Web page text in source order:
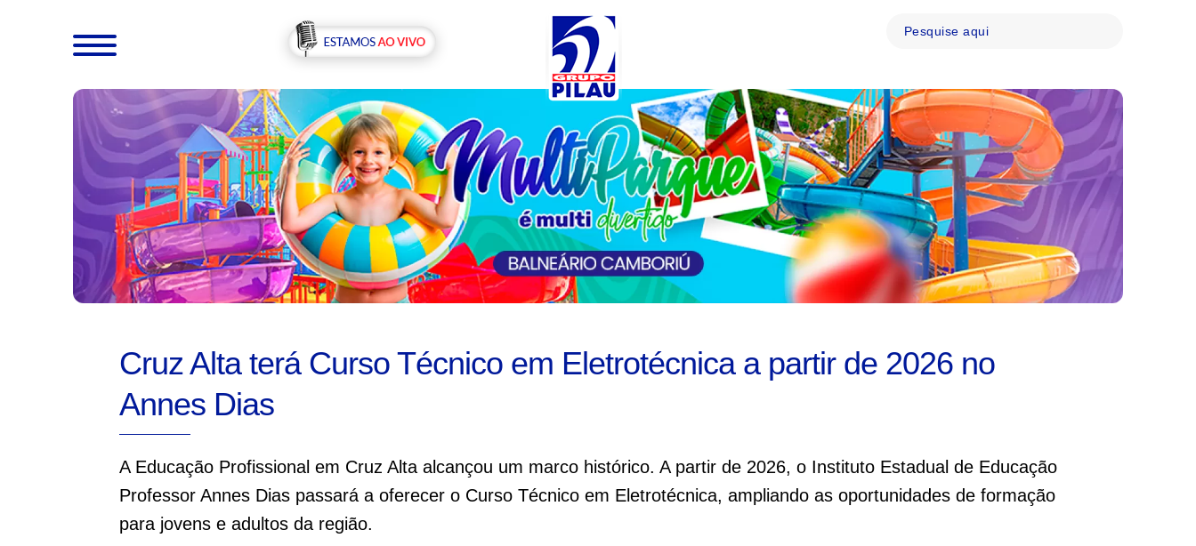
Cruz Alta terá Curso Técnico em Eletrotécnica a partir de 2026 no
Annes Dias
A Educação Profissional em Cruz Alta alcançou um marco histórico. A partir de 2026, o Instituto Estadual de Educação
Professor Annes Dias passará a oferecer o Curso Técnico em Eletrotécnica, ampliando as oportunidades de formação
para jovens e adultos da região.